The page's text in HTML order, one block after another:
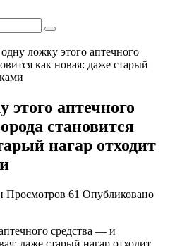
ложку этого аптечного
как новая: даже старый
аптечного
становится
нагар отходит
Просмотров 61 Опубликовано